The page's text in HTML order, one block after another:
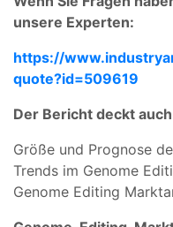
unsere Experten:
https://
quote?id=509619
Der Bericht deckt
Größe und Prognose
Trends im Genome
Genome Editing